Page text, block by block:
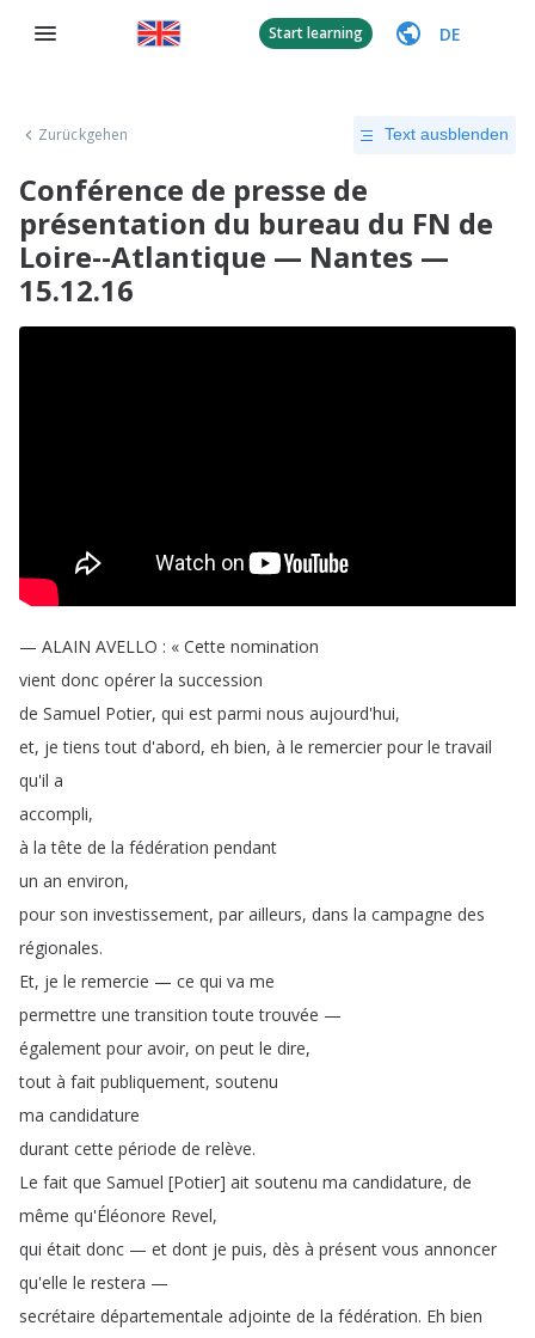
Start learning DE
Zurückgehen Text ausblenden
Conférence de presse de
présentation du bureau du FN de
Loire--Atlantique — Nantes —
15.12.16
— ALAIN AVELLO : « Cette nomination
vient donc opérer la succession
de Samuel Potier, qui est parmi nous aujourd'hui,
et, je tiens tout d'abord, eh bien, à le remercier pour le travail
qu'il a
accompli,
à la tête de la fédération pendant
un an environ,
pour son investissement, par ailleurs, dans la campagne des
régionales.
Et, je le remercie — ce qui va me
permettre une transition toute trouvée —
également pour avoir, on peut le dire,
tout à fait publiquement, soutenu
ma candidature
durant cette période de relève.
Le fait que Samuel [Potier] ait soutenu ma candidature, de
même qu'Éléonore Revel,
qui était donc — et dont je puis, dès à présent vous annoncer
qu'elle le restera —
secrétaire départementale adjointe de la fédération. Eh bien